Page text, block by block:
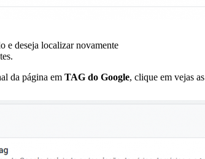
e deseja localizar novamente
da página em TAG do Google, clique em vejas as